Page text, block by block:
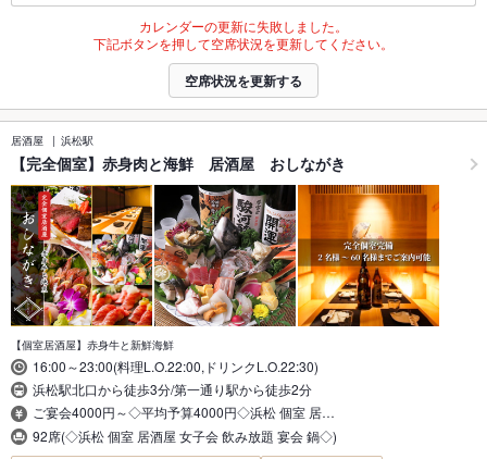
カレンダーの更新に失敗しました。
下記ボタンを押して空席状況を更新してください。
空席状況を更新する
居酒屋 浜松駅
【完全個室】赤身肉と海鮮 居酒屋 おしながき
【個室居酒屋】赤身牛と新鮮海鮮
16:00～23:00(料理L.O.22:00,ドリンクL.O.22:30)
浜松駅北口から徒歩3分/第一通り駅から徒歩2分
ご宴会4000円～◇平均予算4000円◇浜松 個室 居…
92席(◇浜松 個室 居酒屋 女子会 飲み放題 宴会 鍋◇)